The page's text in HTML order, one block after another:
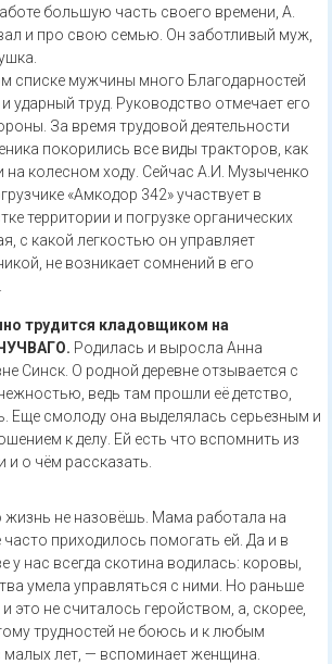
большую часть своего времени, А.
и про свою семью. Он заботливый муж,
списке мужчины много Благодарностей
ударный труд. Руководство отмечает его
За время трудовой деятельности
покорились все виды тракторов, как
на колесном ходу. Сейчас А.И. Музыченко
«Амкодор 342» участвует в
территории и погрузке органических
с какой легкостью он управляет
не возникает сомнений в его
трудится кладовщиком на
Родилась и выросла Анна
Синск. О родной деревне отзывается с
ведь там прошли её детство,
Еще смолоду она выделялась серьезным и
к делу. Ей есть что вспомнить из
и о чём рассказать.
не назовёшь. Мама работала на
приходилось помогать ей. Да и в
у нас всегда скотина водилась: коровы,
умела управляться с ними. Но раньше
это не считалось геройством, а, скорее,
трудностей не боюсь и к любым
малых лет, — вспоминает женщина.